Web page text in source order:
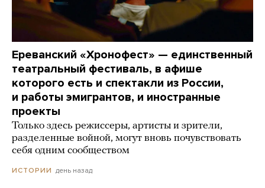
Ереванский «Хронофест» — единственный
театральный фестиваль, в афише
которого есть и спектакли из России,
и работы эмигрантов, и иностранные
проекты
Только здесь режиссеры, артисты и зрители,
разделенные войной, могут вновь почувствовать
себя одним сообществом
ИСТОРИИ день назад